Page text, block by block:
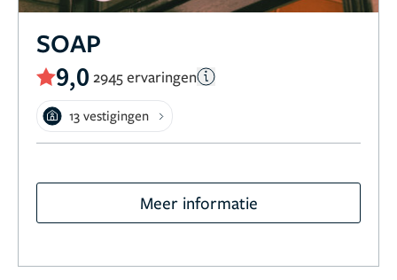
SOAP
9,0 2945 ervaringen
13 vestigingen
Meer informatie